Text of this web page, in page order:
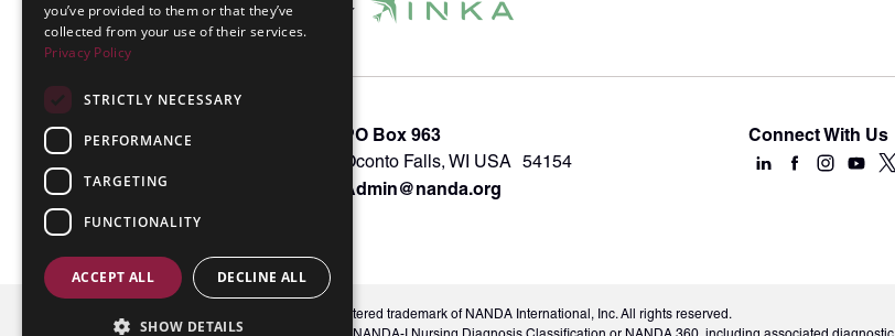
About INKA
Memberships
NANDA Book
Contact Us
PO Box 963
Oconto Falls, WI USA 54154
Admin@nanda.org
Connect With Us
© 2026 NANDA International, Inc. NANDA® is a registered trademark of NANDA International, Inc. All rights reserved.
you’ve provided to them or that they’ve
collected from your use of their services.
Privacy Policy
STRICTLY NECESSARY
PERFORMANCE
TARGETING
FUNCTIONALITY
ACCEPT ALL DECLINE ALL
SHOW DETAILS